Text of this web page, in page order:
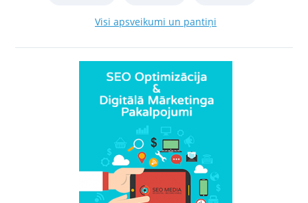
Visi apsveikumi un pantiņi